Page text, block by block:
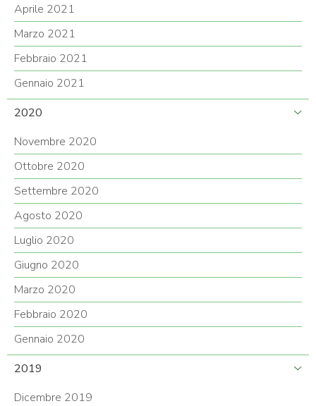
Aprile 2021
Marzo 2021
Febbraio 2021
Gennaio 2021
2020
Novembre 2020
Ottobre 2020
Settembre 2020
Agosto 2020
Luglio 2020
Giugno 2020
Marzo 2020
Febbraio 2020
Gennaio 2020
2019
Dicembre 2019